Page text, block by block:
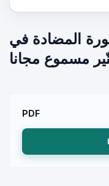
المضادة في
مسموع مجانا
PDF